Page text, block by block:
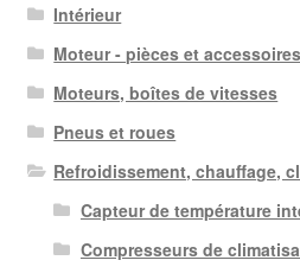
Intérieur
Moteur - pièces et accessoires
Moteurs, boîtes de vitesses
Pneus et roues
Refroidissement, chauffage,
Capteur de température
Compresseurs de